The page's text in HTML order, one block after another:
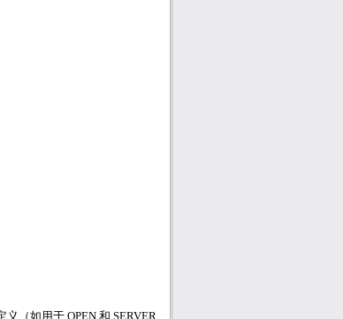
义（如用于 OPEN 和 SERVER